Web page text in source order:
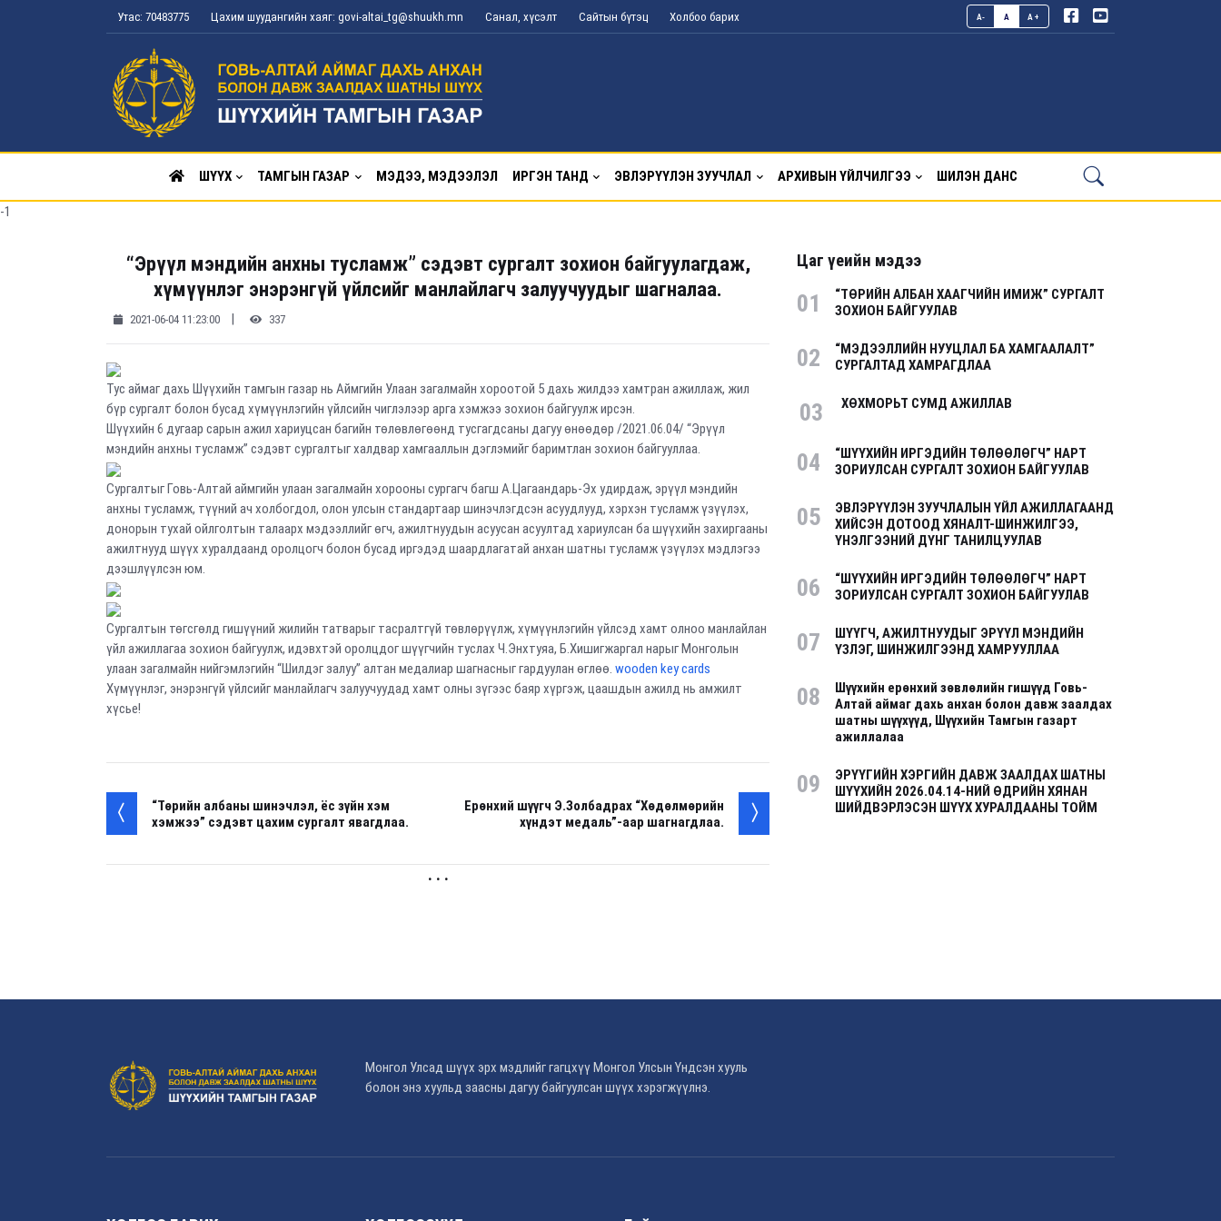
Утас: 70483775 Цахим шуудангийн хаяг: govi-altai_tg@shuukh.mn Санал, хүсэлт Сайтын бүтэц Холбоо барих A- A A+
ШҮҮХ ТАМГЫН ГАЗАР МЭДЭЭ, МЭДЭЭЛЭЛ ИРГЭН ТАНД ЭВЛЭРҮҮЛЭН ЗУУЧЛАЛ АРХИВЫН ҮЙЛЧИЛГЭЭ ШИЛЭН ДАНС
-1
“Эрүүл мэндийн анхны тусламж” сэдэвт сургалт зохион байгуулагдаж,
хүмүүнлэг энэрэнгүй үйлсийг манлайлагч залуучуудыг шагналаа.
2021-06-04 11:23:00 | 337
Тус аймаг дахь Шүүхийн тамгын газар нь Аймгийн Улаан загалмайн хороотой 5 дахь жилдээ хамтран ажиллаж, жил
бүр сургалт болон бусад хүмүүнлэгийн үйлсийн чиглэлээр арга хэмжээ зохион байгуулж ирсэн.
Шүүхийн 6 дугаар сарын ажил хариуцсан багийн төлөвлөгөөнд тусгагдсаны дагуу өнөөдөр /2021.06.04/ “Эрүүл
мэндийн анхны тусламж” сэдэвт сургалтыг халдвар хамгааллын дэглэмийг баримтлан зохион байгууллаа.
Сургалтыг Говь-Алтай аймгийн улаан загалмайн хорооны сургагч багш А.Цагаандарь-Эх удирдаж, эрүүл мэндийн
анхны тусламж, түүний ач холбогдол, олон улсын стандартаар шинэчлэгдсэн асуудлууд, хэрхэн тусламж үзүүлэх,
донорын тухай ойлголтын талаарх мэдээллийг өгч, ажилтнуудын асуусан асуултад хариулсан ба шүүхийн захиргааны
ажилтнууд шүүх хуралдаанд оролцогч болон бусад иргэдэд шаардлагатай анхан шатны тусламж үзүүлэх мэдлэгээ
дээшлүүлсэн юм.
Сургалтын төгсгөлд гишүүний жилийн татварыг тасралтгүй төвлөрүүлж, хүмүүнлэгийн үйлсэд хамт олноо манлайлан
үйл ажиллагаа зохион байгуулж, идэвхтэй оролцдог шүүгчийн туслах Ч.Энхтуяа, Б.Хишигжаргал нарыг Монголын
улаан загалмайн нийгэмлэгийн “Шилдэг залуу” алтан медалиар шагнасныг гардуулан өглөө. wooden key cards
Хүмүүнлэг, энэрэнгүй үйлсийг манлайлагч залуучуудад хамт олны зүгээс баяр хүргэж, цаашдын ажилд нь амжилт
хүсье!
“Төрийн албаны шинэчлэл, ёс зүйн хэм
хэмжээ” сэдэвт цахим сургалт явагдлаа.
Ерөнхий шүүгч Э.Золбадрах “Хөдөлмөрийн
хүндэт медаль”-аар шагнагдлаа.
. . .
Цаг үеийн мэдээ
01
“ТӨРИЙН АЛБАН ХААГЧИЙН ИМИЖ” СУРГАЛТ
ЗОХИОН БАЙГУУЛАВ
02
“МЭДЭЭЛЛИЙН НУУЦЛАЛ БА ХАМГААЛАЛТ”
СУРГАЛТАД ХАМРАГДЛАА
03 ХӨХМОРЬТ СУМД АЖИЛЛАВ
04
“ШҮҮХИЙН ИРГЭДИЙН ТӨЛӨӨЛӨГЧ” НАРТ
ЗОРИУЛСАН СУРГАЛТ ЗОХИОН БАЙГУУЛАВ
05
ЭВЛЭРҮҮЛЭН ЗУУЧЛАЛЫН ҮЙЛ АЖИЛЛАГААНД
ХИЙСЭН ДОТООД ХЯНАЛТ-ШИНЖИЛГЭЭ,
ҮНЭЛГЭЭНИЙ ДҮНГ ТАНИЛЦУУЛАВ
06
“ШҮҮХИЙН ИРГЭДИЙН ТӨЛӨӨЛӨГЧ” НАРТ
ЗОРИУЛСАН СУРГАЛТ ЗОХИОН БАЙГУУЛАВ
07
ШҮҮГЧ, АЖИЛТНУУДЫГ ЭРҮҮЛ МЭНДИЙН
ҮЗЛЭГ, ШИНЖИЛГЭЭНД ХАМРУУЛЛАА
08
Шүүхийн ерөнхий зөвлөлийн гишүүд Говь-
Алтай аймаг дахь анхан болон давж заалдах
шатны шүүхүүд, Шүүхийн Тамгын газарт
ажиллалаа
09
ЭРҮҮГИЙН ХЭРГИЙН ДАВЖ ЗААЛДАХ ШАТНЫ
ШҮҮХИЙН 2026.04.14-НИЙ ӨДРИЙН ХЯНАН
ШИЙДВЭРЛЭСЭН ШҮҮХ ХУРАЛДААНЫ ТОЙМ
Монгол Улсад шүүх эрх мэдлийг гагцхүү Монгол Улсын Үндсэн хууль
болон энэ хуульд заасны дагуу байгуулсан шүүх хэрэгжүүлнэ.